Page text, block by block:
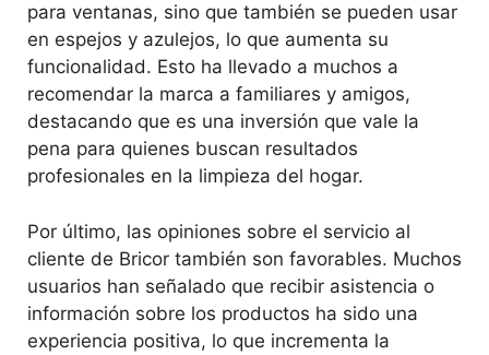
para ventanas, sino que también se pueden usar
en espejos y azulejos, lo que aumenta su
funcionalidad. Esto ha llevado a muchos a
recomendar la marca a familiares y amigos,
destacando que es una inversión que vale la
pena para quienes buscan resultados
profesionales en la limpieza del hogar.
Por último, las opiniones sobre el servicio al
cliente de Bricor también son favorables. Muchos
usuarios han señalado que recibir asistencia o
información sobre los productos ha sido una
experiencia positiva, lo que incrementa la